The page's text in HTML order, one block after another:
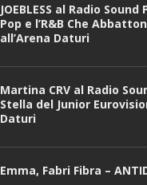
JOEBLESS al Radio
Pop e l’R&B Che
all’Arena Daturi
Martina CRV al Radio
Stella del Junior
Daturi
Emma, Fabri Fibra –